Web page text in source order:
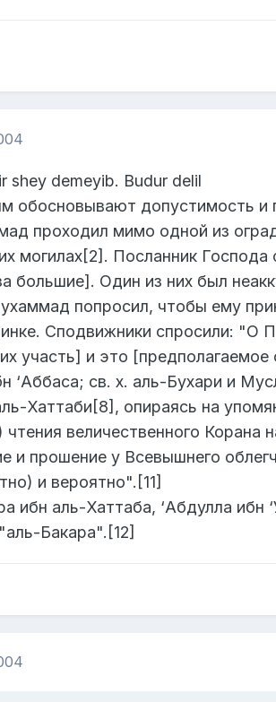
shey demeyib. Budur delil
обосновывают допустимость и
проходил мимо одной из
могилах[2]. Посланник
большие]. Один из них был
попросил, чтобы ему
Сподвижники спросили: "О
участь] и это
‘Аббаса; св. х. аль-Бухари и
Хаттаби[8], опираясь на
величественного
и прошение у Всевышнего
и вероятно".[11]
ибн аль-Хаттаба, ‘Абдулла
Бакара".[12]